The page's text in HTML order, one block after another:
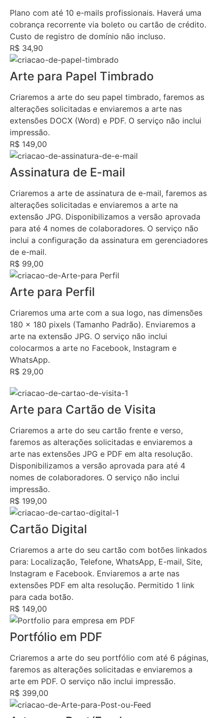
Plano com até 10 e-mails profissionais. Haverá uma
cobrança recorrente via boleto ou cartão de crédito.
Custo de registro de domínio não incluso.
R$ 34,90
Arte para Papel Timbrado
Criaremos a arte do seu papel timbrado, faremos as
alterações solicitadas e enviaremos a arte nas
extensões DOCX (Word) e PDF. O serviço não inclui
impressão.
R$ 149,00
Assinatura de E-mail
Criaremos a arte de assinatura de e-mail, faremos as
alterações solicitadas e enviaremos a arte na
extensão JPG. Disponibilizamos a versão aprovada
para até 4 nomes de colaboradores. O serviço não
inclui a configuração da assinatura em gerenciadores
de e-mail.
R$ 99,00
Arte para Perfil
Criaremos uma arte com a sua logo, nas dimensões
180 x 180 pixels (Tamanho Padrão). Enviaremos a
arte na extensão JPG. O serviço não inclui
colocarmos a arte no Facebook, Instagram e
WhatsApp.
R$ 29,00
Arte para Cartão de Visita
Criaremos a arte do seu cartão frente e verso,
faremos as alterações solicitadas e enviaremos a
arte nas extensões JPG e PDF em alta resolução.
Disponibilizamos a versão aprovada para até 4
nomes de colaboradores. O serviço não inclui
impressão.
R$ 199,00
Cartão Digital
Criaremos a arte do seu cartão com botões linkados
para: Localização, Telefone, WhatsApp, E-mail, Site,
Instagram e Facebook. Enviaremos a arte nas
extensões PDF em alta resolução. Permitido 1 link
para cada botão.
R$ 149,00
Portfólio em PDF
Criaremos a arte do seu portfólio com até 6 páginas,
faremos as alterações solicitadas e enviaremos a
arte em PDF. O serviço não inclui impressão.
R$ 399,00